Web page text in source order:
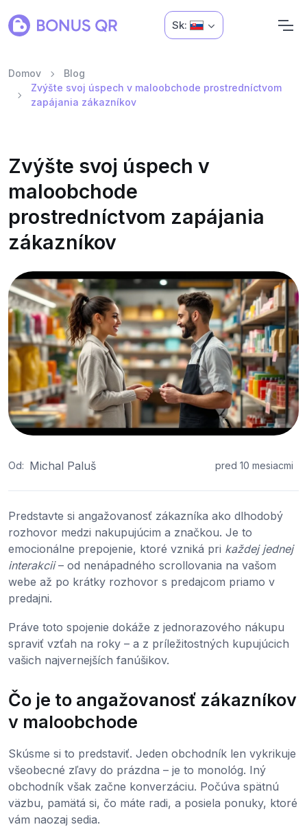
Sk:
Domov
Blog
Zvýšte svoj úspech v maloobchode prostredníctvom
zapájania zákazníkov
Zvýšte svoj úspech v
maloobchode
prostredníctvom zapájania
zákazníkov
Od: Michal Paluš pred 10 mesiacmi
Predstavte si angažovanosť zákazníka ako dlhodobý
rozhovor medzi nakupujúcim a značkou. Je to
emocionálne prepojenie, ktoré vzniká pri každej jednej
interakcii– od nenápadného scrollovania na vašom
webe až po krátky rozhovor s predajcom priamo v
predajni.
Práve toto spojenie dokáže z jednorazového nákupu
spraviť vzťah na roky – a z príležitostných kupujúcich
vašich najvernejších fanúšikov.
Čo je to angažovanosť zákazníkov
v maloobchode
Skúsme si to predstaviť. Jeden obchodník len vykrikuje
všeobecné zľavy do prázdna – je to monológ. Iný
obchodník však začne konverzáciu. Počúva spätnú
väzbu, pamätá si, čo máte radi, a posiela ponuky, ktoré
vám naozaj sedia.